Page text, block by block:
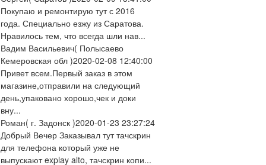
Покупаю и ремонтирую тут с 2016
года. Специально езжу из Саратова.
Нравилось тем, что всегда шли нав...
Вадим Васильевич( Полысаево
Кемеровская обл )2020-02-08 12:40:00
Привет всем.Первый заказ в этом
магазине,отправили на следующий
день,упаковано хорошо,чек и доки
вну...
Роман( г. Задонск )2020-01-23 23:27:24
Добрый Вечер Заказывал тут тачскрин
для телефона который уже не
выпускают explay alto, тачскрин копи...